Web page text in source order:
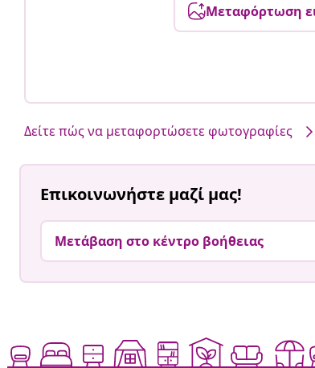
Μεταφόρτωση
Δείτε πώς να μεταφορτώσετε φωτογραφίες
Επικοινωνήστε μαζί μας!
Μετάβαση στο κέντρο βοήθειας